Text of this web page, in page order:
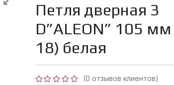
Петля дверная 3
D”ALEON” 105
18) белая
(0 отзывов клиентов)